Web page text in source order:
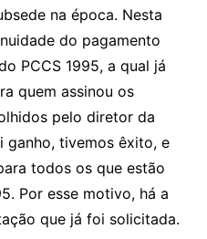
na época. Nesta
do pagamento
PCCS 1995, a qual já
quem assinou os
pelo diretor da
ganho, tivemos êxito, e
todos os que estão
Por esse motivo, há a
que já foi solicitada.